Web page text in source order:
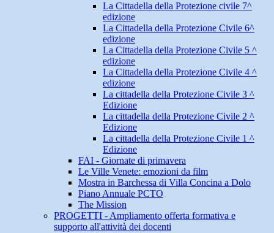
La Cittadella della Protezione civile 7^
edizione
La Cittadella della Protezione Civile 6^
edizione
La Cittadella della Protezione Civile 5 ^
edizione
La Cittadella della Protezione Civile 4 ^
edizione
La cittadella della Protezione Civile 3 ^
Edizione
La cittadella della Protezione Civile 2 ^
Edizione
La cittadella della Protezione Civile 1 ^
Edizione
FAI - Giornate di primavera
Le Ville Venete: emozioni da film
Mostra in Barchessa di Villa Concina a Dolo
Piano Annuale PCTO
The Mission
PROGETTI - Ampliamento offerta formativa e
supporto all'attività dei docenti